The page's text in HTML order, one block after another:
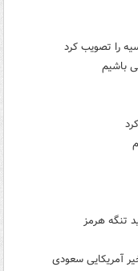
را تصویب کرد
باشیم
تنگه هرمز
آمریکایی سعودی